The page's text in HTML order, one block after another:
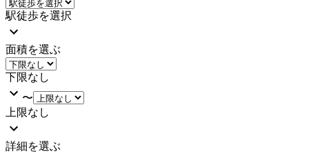
駅徒歩を選択
面積を選ぶ
下限なし
〜
上限なし
詳細を選ぶ